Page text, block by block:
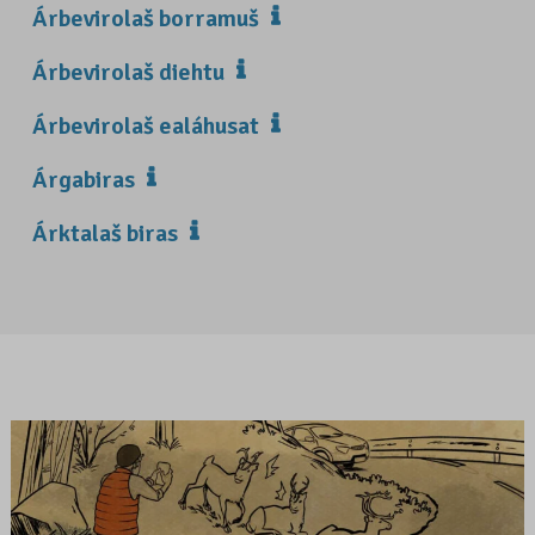
Árbevirolaš borramuš
Árbevirolaš diehtu
Árbevirolaš ealáhusat
Árgabiras
Árktalaš biras